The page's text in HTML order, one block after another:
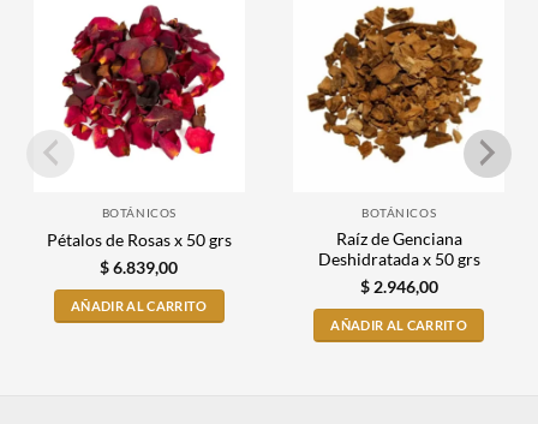
BOTÁNICOS
Pétalos de Rosas x 50 grs
$6.839,00
AÑADIR AL CARRITO
BOTÁNICOS
Raíz de Genciana
Deshidratada x 50 grs
$2.946,00
AÑADIR AL CARRITO